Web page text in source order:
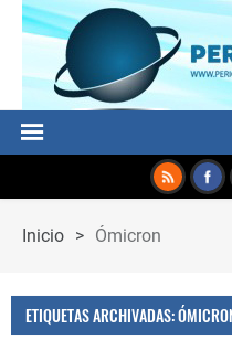
Inicio > Ómicron
ETIQUETAS ARCHIVADAS: